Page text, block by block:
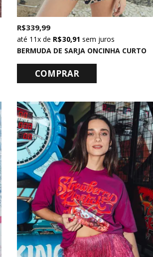
BERMUDA DE SARJA ONCINHA CURTO
R$ 339,99
11x de R$ 30,91 sem juros
COMPRAR